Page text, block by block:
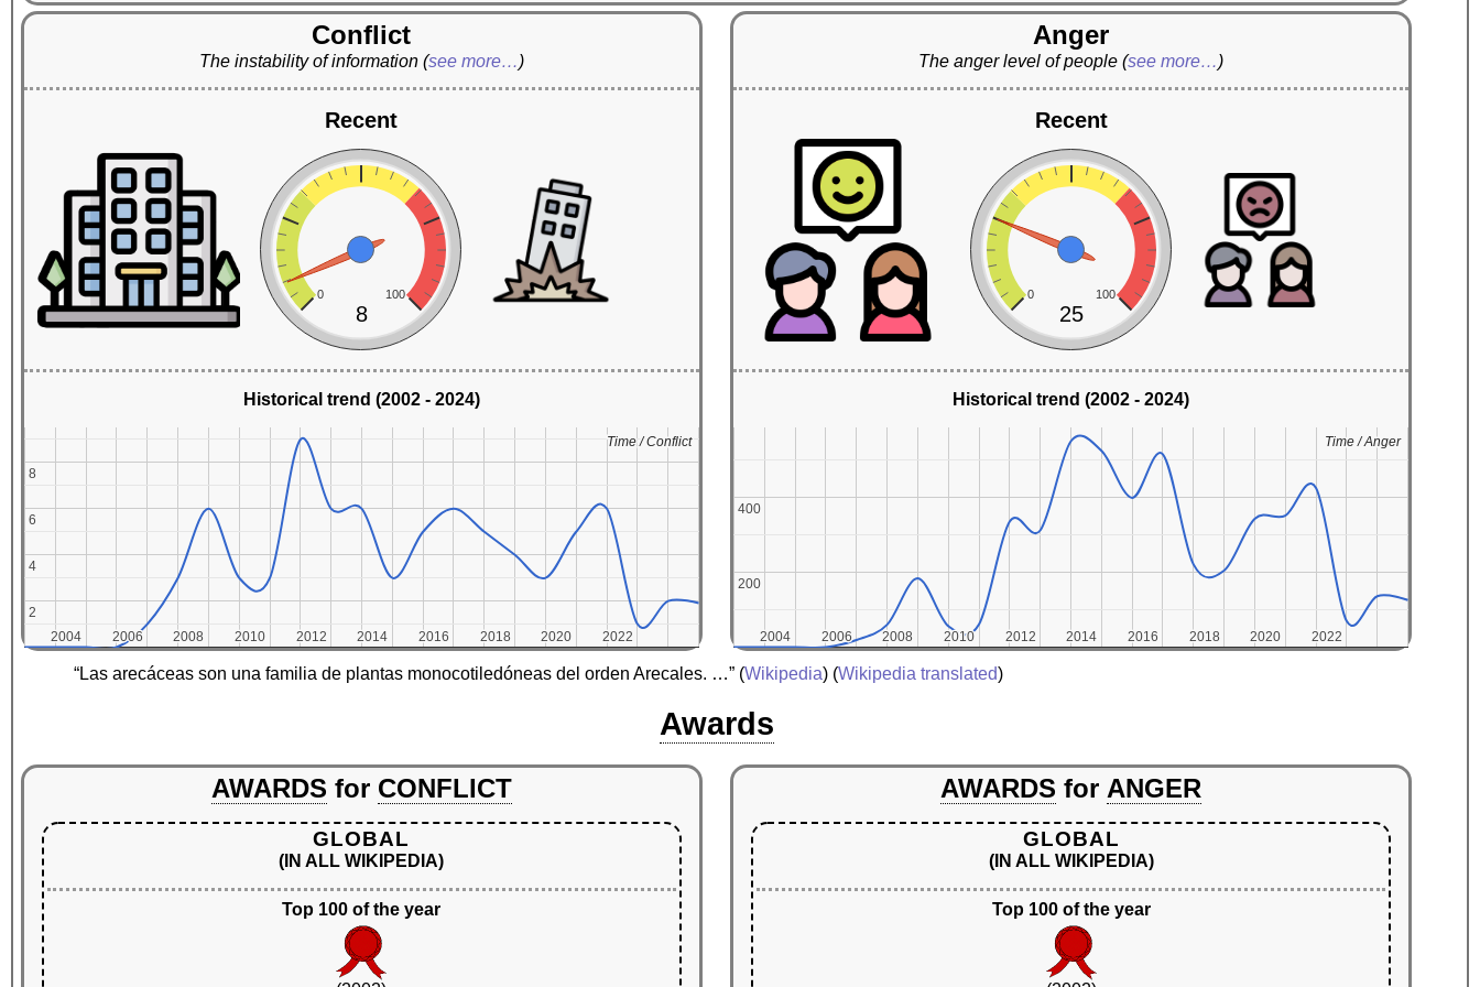
Conflict
The instability of information (see more…)
Recent
0 100
8
Historical trend (2002 - 2024)
2004
2004 2006
2006 2008
2008 2010
2010 2012
2012 2014
2014 2016
2016 2018
2018 2020
2020 2022
2022
2
2
4
4
6
6
8
8
Time / Conflict
Time / Conflict
Anger
The anger level of people(see more…)
Recent
0 100
25
Historical trend (2002 - 2024)
2004
2004 2006
2006 2008
2008 2010
2010 2012
2012 2014
2014 2016
2016 2018
2018 2020
2020 2022
2022
200
200
400
400
Time / Anger
Time / Anger
“Las arecáceas son una familia de plantas monocotiledóneas del orden Arecales. …” (Wikipedia) (Wikipedia translated)
Awards
AWARDS for CONFLICT
GLOBAL
(IN ALL WIKIPEDIA)
Top 100 of the year
AWARDS for ANGER
GLOBAL
(IN ALL WIKIPEDIA)
Top 100 of the year